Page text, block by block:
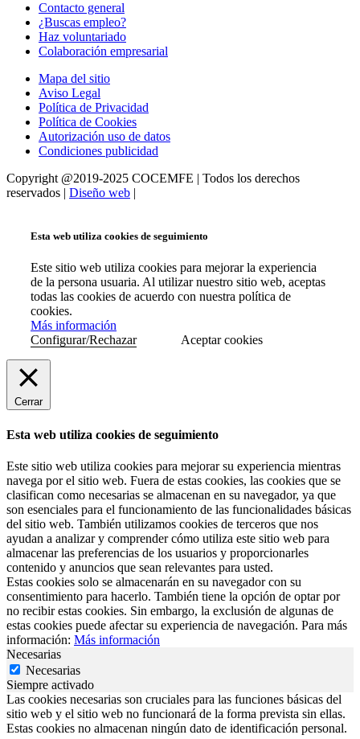
Contacto general
¿Buscas empleo?
Haz voluntariado
Colaboración empresarial
Mapa del sitio
Aviso Legal
Política de Privacidad
Política de Cookies
Autorización uso de datos
Condiciones publicidad
Copyright @2019-2025 COCEMFE | Todos los derechos
reservados | Diseño web |
Esta web utiliza cookies de seguimiento
Este sitio web utiliza cookies para mejorar la experiencia
de la persona usuaria. Al utilizar nuestro sitio web, aceptas
todas las cookies de acuerdo con nuestra política de
cookies.
Más información
Configurar/Rechazar
Aceptar cookies
Cerrar
Esta web utiliza cookies de seguimiento
Este sitio web utiliza cookies para mejorar su experiencia mientras
navega por el sitio web. Fuera de estas cookies, las cookies que se
clasifican como necesarias se almacenan en su navegador, ya que
son esenciales para el funcionamiento de las funcionalidades básicas
del sitio web. También utilizamos cookies de terceros que nos
ayudan a analizar y comprender cómo utiliza este sitio web para
almacenar las preferencias de los usuarios y proporcionarles
contenido y anuncios que sean relevantes para usted.
Estas cookies solo se almacenarán en su navegador con su
consentimiento para hacerlo. También tiene la opción de optar por
no recibir estas cookies. Sin embargo, la exclusión de algunas de
estas cookies puede afectar su experiencia de navegación. Para más
información: Más información
Necesarias
Necesarias
Siempre activado
Las cookies necesarias son cruciales para las funciones básicas del
sitio web y el sitio web no funcionará de la forma prevista sin ellas.
Estas cookies no almacenan ningún dato de identificación personal.